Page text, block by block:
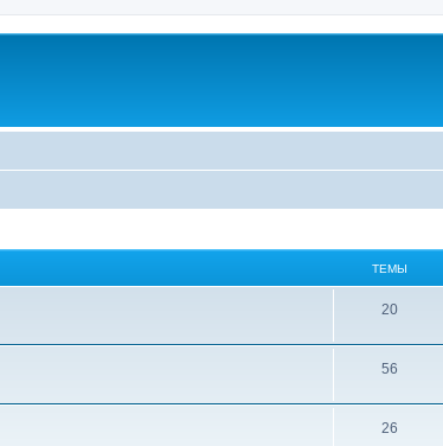
ТЕМЫ
20
56
26